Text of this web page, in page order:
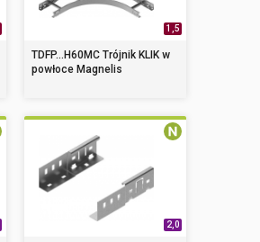
1,5
TDFP...H60MC Trójnik KLIK w
powłoce Magnelis
2,0